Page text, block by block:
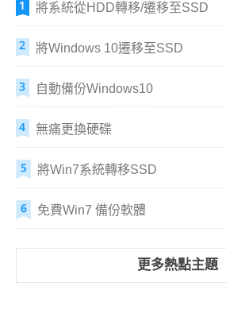
將系統從HDD轉移/遷移至SSD
將Windows 10遷移至SSD
自動備份Windows10
無痛更換硬碟
將Win7系統轉移SSD
免費Win7 備份軟體
更多熱點主題